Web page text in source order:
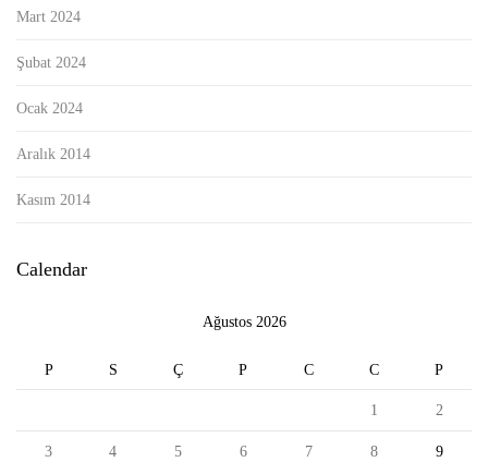
Mart 2024
Şubat 2024
Ocak 2024
Aralık 2014
Kasım 2014
Calendar
Ağustos 2026
P S Ç P C C P
1 2
3 4 5 6 7 8 9